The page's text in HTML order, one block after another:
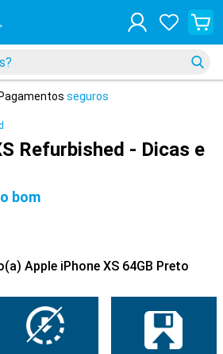
Pagamentos seguros
Refurbished - Dicas e
bom
Apple iPhone XS 64GB Preto